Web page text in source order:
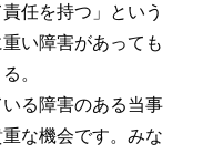
任を持つ」という
い障害があっても
。
る障害のある当事
な機会です。みな